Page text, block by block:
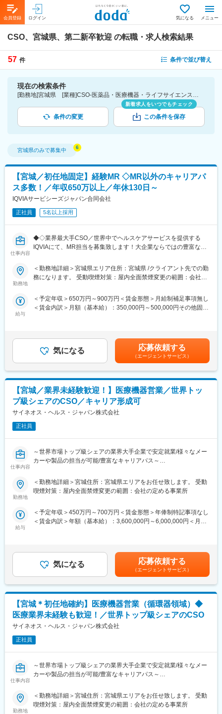
会員登録 ログイン 気になる メニュー
CSO、宮城県、第二新卒歓迎 の転職・求人検索結果
57 件 条件で並び替え
現在の検索条件
[勤務地]宮城県 [業種]CSO-医薬品・医療機器・ライフサイエンス・医療系サービス [詳細条件](募集・採用情報)第二新卒歓迎
条件の変更
新着求人をいつでもチェック
この条件を保存
宮城県のみで募集中
【宮城／初任地固定】経験MR ◇MR以外のキャリアパ
ス多数！／年収650万以上／年休130日～
IQVIAサービシーズジャパン合同会社
正社員 5名以上採用
仕事内容
◆◇業界最大手CSO／世界中でヘルスケアサービスを提供する
IQVIAにて、MR担当を募集致します！大企業ならではの豊富なキ
【具体的な業務詳細】
いただきます。
・担当エリアの訪問医療施設のターゲティング、担当医療施設へ
・医療従事者向けの説明会の企画・実施、医師同士のコミュニケ
ーション推進のための研究会・勉強会の立ち上げ、講演会の企
画・運営 等
※勤務地については、選考内で希望を伺ったうえで決定します。
＼IQVIAでMRとして働く魅力／
（１）充実の待遇：同業他社の中でも平均給与の高さや非課税の
日当の支給の他、退職金や団体保険制度、単身赴任手当や月1回の
帰省交通費の支給など福利厚生が充実しており、長期就業される
公募制度も充実しておりますので、IQVIAが展開している他の事業
部への異動も可能です。
事担当者などの管理部門など
（３）手厚い研修体制でスキルアップができます：製品研修、ス
してのスキルのみならず、データ分析、マーケティングなど多角
的にヘルスケアのプロフェッショナル人材を育成する研修制度を
【IQVIAサービシーズジャパンについて】
・世界100以上の国と地域／8万人の社員が、医薬品の臨床開発～
プロモーションに携わり、市場を流通するほぼすべての医薬品に
関与しています
・日本においても業界トップシェアを誇り、常時100以上のPJが
稼働しています
変更の範囲：会社の定める業務
勤務地
＜勤務地詳細＞宮城県エリア住所：宮城県 /クライアント先での勤
務になります。 受動喫煙対策：屋内全面禁煙変更の範囲：会社の
給与
＜予定年収＞650万円～900万円＜賃金形態＞月給制補足事項無し
＜賃金内訳＞月額（基本給）：350,000円～500,000円その他固定
手当支給する。【補足】プロジェクト稼働手当(35,000円)、外勤
日当（1日1,500円／外勤3.5時間以上）■変動賞与制（6月・12
月・3月）※平均実績6ヶ月分■インセンティブ：3月（対象者）賃
金はあくまでも目安の金額であり、選考を通じて上下する可能性
があります。月給(月額)は固定手当を含めた表記です。
気になる 応募依頼する
（エージェントサービス）
【宮城／業界未経験歓迎！】医療機器営業／世界トッ
プ級シェアのCSO／キャリア形成可
サイネオス・ヘルス・ジャパン株式会社
正社員
仕事内容
～世界市場トップ級シェアの業界大手企業で安定就業/様々なメー
カーや製品の担当が可能/豊富なキャリアパス～
営業スタイル：
大学/幹病院、開業医の医師・コメディカルなどと面談して、製品
■キャリアパス
自身の志向性、働き方に応じて様々なキャリアパスがあります。1
性が開かれています。
■メーカー転籍のキャリアパス
プロジェクトによってはメーカーへ転籍の打診を受けることがあ
り、7割程の社員が実際に転籍打診を受けております。断って別の
プロジェクトに進むことも可能ですので、ずっと当社に残り様々
な経験を積んだり、何年か当社で働いて幅広い経験を積んでから
転籍する、といった幅広いキャリアパスがございます。
得ることができます。それにより自身の可能性を大きく伸ばすこ
とができます。
期にキャリアを積むことができます。努力と能力によって、給与
もポジションも上げることができます。
勤務地
＜勤務地詳細＞宮城住所：宮城県エリアをお任せ致します。 受動
喫煙対策：屋内全面禁煙変更の範囲：会社の定める事業所
給与
＜予定年収＞450万円～700万円＜賃金形態＞年俸制特記事項なし
＜賃金内訳＞年額（基本給）：3,600,000円～6,000,000円＜月額
ー年収例ー820万円／入社6年目（月額58万円＋賞与＋手当）700
万円／入社3年目（月額50万円＋賞与＋手当）550万円／入社1年
目（月額43万円＋賞与＋手当）賃金はあくまでも目安の金額であ
り、選考を通じて上下する可能性があります。月給(月額)は固定手
当を含めた表記です。
気になる 応募依頼する
（エージェントサービス）
【宮城＊初任地確約】医療機器営業（循環器領域）◆
医療業界未経験も歓迎！／世界トップ級シェアのCSO
サイネオス・ヘルス・ジャパン株式会社
正社員
仕事内容
～世界市場トップ級シェアの業界大手企業で安定就業/様々なメー
カーや製品の担当が可能/豊富なキャリアパス～
営業スタイル：
大学/幹病院、開業医の医師・コメディカルなどと面談して、製品
勤務地
＜勤務地詳細＞宮城住所：宮城県エリアをお任せ致します。 受動
喫煙対策：屋内全面禁煙変更の範囲：会社の定める事業所